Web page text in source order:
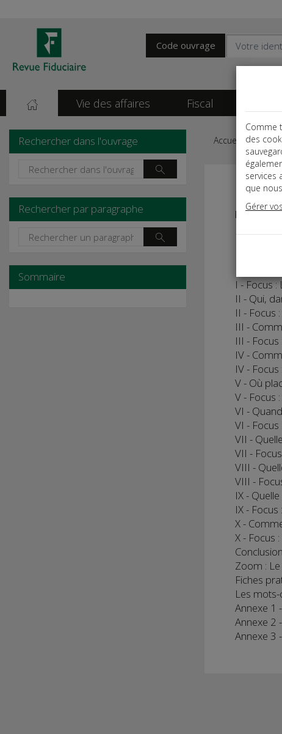
Code ouvrage
Vie des affaires Fiscal
Rechercher dans l'ouvrage
Rechercher par paragraphe
Sommaire
Accueil
I -
I - Focus
II - Qui,
II - Focus
III -
III -
IV -
IV -
V - Où
V - Focus
VI -
VI -
VII -
VII -
VIII -
VIII -
IX -
IX -
X -
X - Focus
Zoom :
Fiches
Les
Annexe 1
Annexe 2
Annexe 3
Comme
des
services
que
Gérer